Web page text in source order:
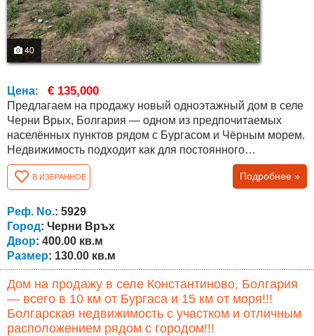
40
Цена: € 135,000
Предлагаем на продажу новый одноэтажный дом в селе
Черни Врых, Болгария — одном из предпочитаемых
населённых пунктов рядом с Бургасом и Чёрным морем.
Недвижимость подходит как для постоянного
проживания, так и для покупки дома в спокойном районе
с быстрым доступом к городу. Площадь дома составляет
130 кв.м, площадь собственного участка — 400 кв.м.
Планировка удобная и функциональная. Дом состоит из
прихожей, просторной...
В ИЗБРАННОЕ Подробнее »
Реф. No.: 5929
Город: Черни Връх
Двор: 400.00 кв.м
Размер: 130.00 кв.м
Дом на продажу в селе Константиново, Болгария
— всего в 10 км от Бургаса и 15 км от моря!!!
Болгарская недвижимость с участком и отличным
расположением рядом с городом!!!